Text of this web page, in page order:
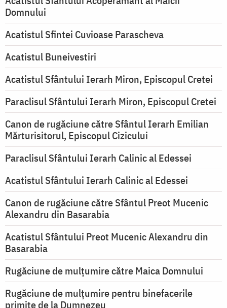
Domnului
Acatistul Sfintei Cuvioase Parascheva
Acatistul Buneivestiri
Acatistul Sfântului Ierarh Miron, Episcopul Cretei
Paraclisul Sfântului Ierarh Miron, Episcopul Cretei
Canon de rugăciune către Sfântul Ierarh Emilian
Mărturisitorul, Episcopul Cizicului
Paraclisul Sfântului Ierarh Calinic al Edessei
Acatistul Sfântului Ierarh Calinic al Edessei
Canon de rugăciune către Sfântul Preot Mucenic
Alexandru din Basarabia
Acatistul Sfântului Preot Mucenic Alexandru din
Basarabia
Rugăciune de mulţumire către Maica Domnului
Rugăciune de mulțumire pentru binefacerile
primite de la Dumnezeu